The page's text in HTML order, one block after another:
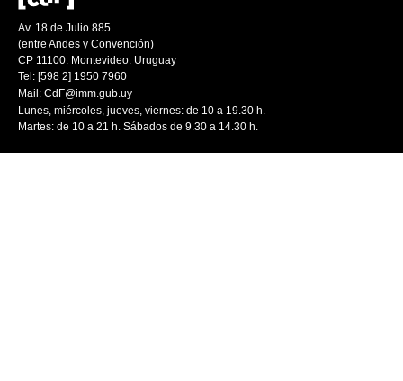
Av. 18 de Julio 885
(entre Andes y Convención)
CP 11100. Montevideo. Uruguay
Tel: [598 2] 1950 7960
Mail: CdF@imm.gub.uy
Lunes, miércoles, jueves, viernes: de 10 a 19.30 h.
Martes: de 10 a 21 h. Sábados de 9.30 a 14.30 h.